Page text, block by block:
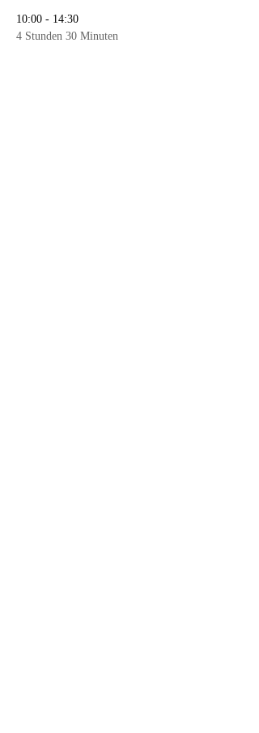
10:00 - 14:30
4 Stunden 30 Minuten